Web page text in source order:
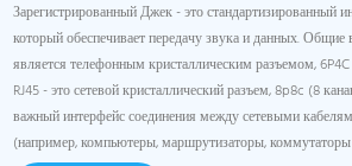
Зарегистрированный Джек - это стандартизированный
который обеспечивает передачу звука и данных. Общие
является телефонным кристаллическим разъемом,
RJ45 - это сетевой кристаллический разъем, 8p8c (8
важный интерфейс соединения между сетевыми
(например, компьютеры, маршрутизаторы,